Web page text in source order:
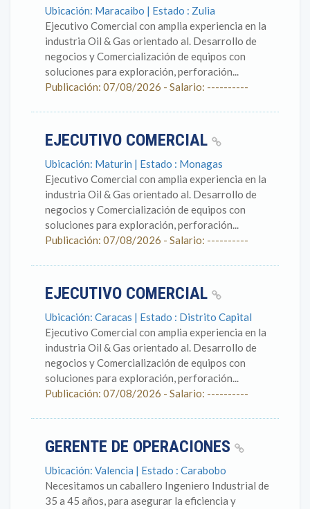
Ubicación: Maracaibo | Estado : Zulia
Ejecutivo Comercial con amplia experiencia en la
industria Oil & Gas orientado al. Desarrollo de
negocios y Comercialización de equipos con
soluciones para exploración, perforación...
Publicación: 07/08/2026 - Salario: ----------
EJECUTIVO COMERCIAL
Ubicación: Maturin | Estado : Monagas
Ejecutivo Comercial con amplia experiencia en la
industria Oil & Gas orientado al. Desarrollo de
negocios y Comercialización de equipos con
soluciones para exploración, perforación...
Publicación: 07/08/2026 - Salario: ----------
EJECUTIVO COMERCIAL
Ubicación: Caracas | Estado : Distrito Capital
Ejecutivo Comercial con amplia experiencia en la
industria Oil & Gas orientado al. Desarrollo de
negocios y Comercialización de equipos con
soluciones para exploración, perforación...
Publicación: 07/08/2026 - Salario: ----------
GERENTE DE OPERACIONES
Ubicación: Valencia | Estado : Carabobo
Necesitamos un caballero Ingeniero Industrial de
35 a 45 años, para asegurar la eficiencia y